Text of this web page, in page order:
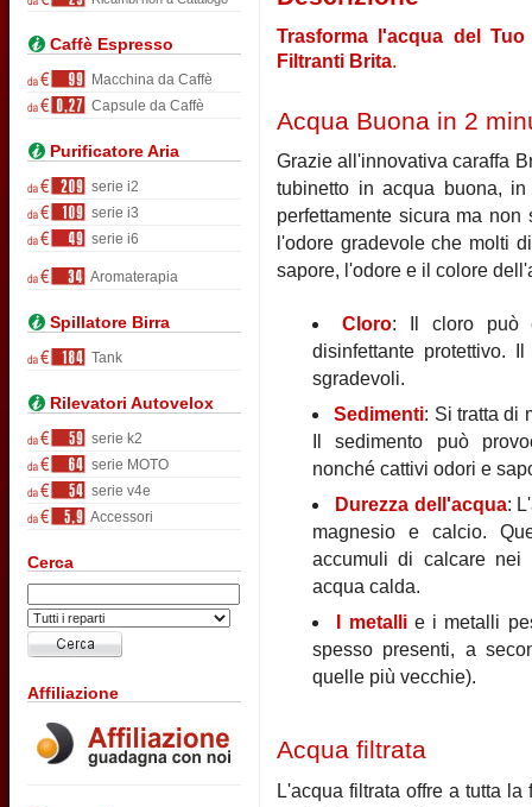
Caffè Espresso
Macchina da Caffè
Capsule da Caffè
Purificatore Aria
serie i2
serie i3
serie i6
Aromaterapia
Spillatore Birra
Tank
Rilevatori Autovelox
serie k2
serie MOTO
serie v4e
Accessori
Cerca
Affiliazione
Trasforma l'acqua del
Filtranti Brita.
Acqua Buona in 2
Grazie all'innovativa caraffa
tubinetto in acqua buona,
perfettamente sicura ma
l'odore gradevole che molti
sapore, l'odore e il colore
Cloro: Il cloro può
disinfettante protettivo.
sgradevoli.
Sedimenti: Si tratta di
Il sedimento può
nonché cattivi odori e
Durezza dell'acqua:
magnesio e calcio.
accumuli di calcare nei
acqua calda.
I metallie i metalli
spesso presenti, a
quelle più vecchie).
Acqua filtrata
L'acqua filtrata offre a tutta